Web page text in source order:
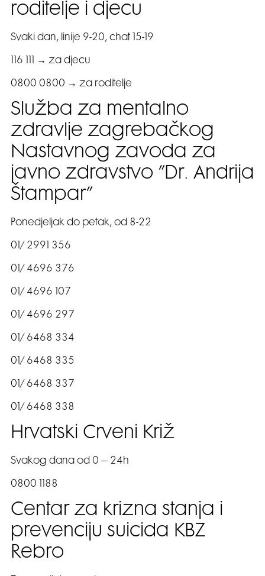
roditelje i djecu
Svaki dan, linije 9-20, chat 15-19
116 111 → za djecu
0800 0800 → za roditelje
Služba za mentalno
zdravlje zagrebačkog
Nastavnog zavoda za
javno zdravstvo ”Dr. Andrija
Štampar”
Ponedjeljak do petak, od 8-22
01/ 2991 356
01/ 4696 376
01/ 4696 107
01/ 4696 297
01/ 6468 334
01/ 6468 335
01/ 6468 337
01/ 6468 338
Hrvatski Crveni Križ
Svakog dana od 0 – 24h
0800 1188
Centar za krizna stanja i
prevenciju suicida KBZ
Rebro